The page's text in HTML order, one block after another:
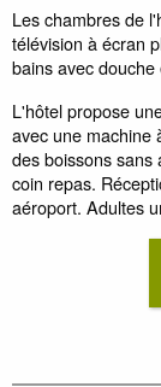
Les chambres de
télévision à écran
bains avec
L'hôtel propose
avec une machine
des boissons sans
coin repas.
aéroport. Adultes